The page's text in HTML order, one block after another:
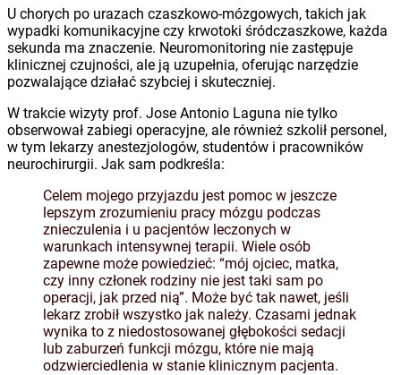
U chorych po urazach czaszkowo-mózgowych, takich jak
wypadki komunikacyjne czy krwotoki śródczaszkowe, każda
sekunda ma znaczenie. Neuromonitoring nie zastępuje
klinicznej czujności, ale ją uzupełnia, oferując narzędzie
pozwalające działać szybciej i skuteczniej.
W trakcie wizyty prof. Jose Antonio Laguna nie tylko
obserwował zabiegi operacyjne, ale również szkolił personel,
w tym lekarzy anestezjologów, studentów i pracowników
neurochirurgii. Jak sam podkreśla:
Celem mojego przyjazdu jest pomoc w jeszcze
lepszym zrozumieniu pracy mózgu podczas
znieczulenia i u pacjentów leczonych w
warunkach intensywnej terapii. Wiele osób
zapewne może powiedzieć: “mój ojciec, matka,
czy inny członek rodziny nie jest taki sam po
operacji, jak przed nią”. Może być tak nawet, jeśli
lekarz zrobił wszystko jak należy. Czasami jednak
wynika to z niedostosowanej głębokości sedacji
lub zaburzeń funkcji mózgu, które nie mają
odzwierciedlenia w stanie klinicznym pacjenta.